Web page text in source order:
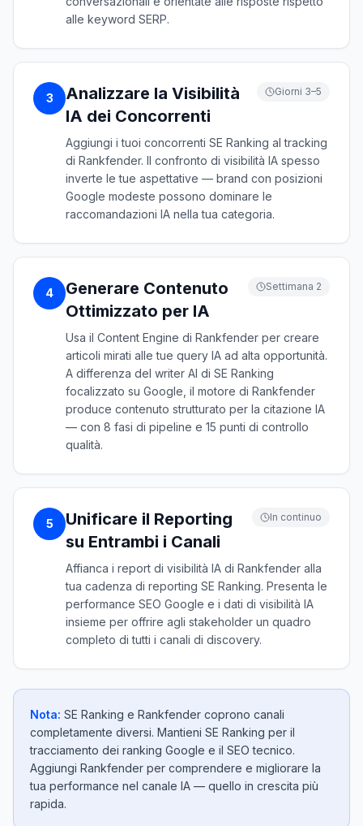
alle keyword SERP.
3
Analizzare la Visibilità
IA dei Concorrenti
Giorni 3–5
Aggiungi i tuoi concorrenti SE Ranking al tracking
di Rankfender. Il confronto di visibilità IA spesso
inverte le tue aspettative — brand con posizioni
Google modeste possono dominare le
raccomandazioni IA nella tua categoria.
4
Generare Contenuto
Ottimizzato per IA
Settimana 2
Usa il Content Engine di Rankfender per creare
articoli mirati alle tue query IA ad alta opportunità.
A differenza del writer AI di SE Ranking
focalizzato su Google, il motore di Rankfender
produce contenuto strutturato per la citazione IA
— con 8 fasi di pipeline e 15 punti di controllo
qualità.
5
Unificare il Reporting
su Entrambi i Canali
In continuo
Affianca i report di visibilità IA di Rankfender alla
tua cadenza di reporting SE Ranking. Presenta le
performance SEO Google e i dati di visibilità IA
insieme per offrire agli stakeholder un quadro
completo di tutti i canali di discovery.
Nota: SE Ranking e Rankfender coprono canali
completamente diversi. Mantieni SE Ranking per il
tracciamento dei ranking Google e il SEO tecnico.
Aggiungi Rankfender per comprendere e migliorare la
tua performance nel canale IA — quello in crescita più
rapida.